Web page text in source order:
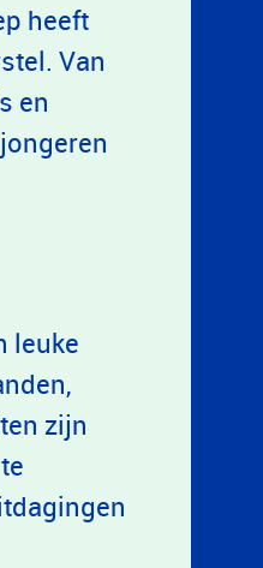
heeft
Van
en
leuke
zijn